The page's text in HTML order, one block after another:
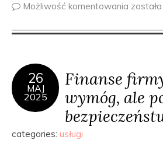
Możliwość komentowania
26
MAJ
2025
Finanse
wymóg, ale
categories: usługi